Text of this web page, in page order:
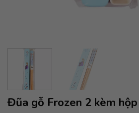
Đũa gỗ Frozen 2 kèm hộp